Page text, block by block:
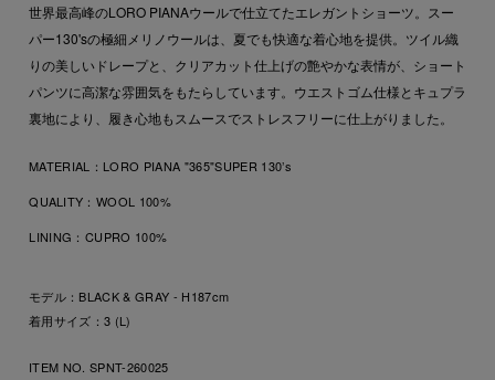
世界最高峰のLORO PIANAウールで仕立てたエレガントショーツ。スー
パー130'sの極細メリノウールは、夏でも快適な着心地を提供。ツイル織
りの美しいドレープと、クリアカット仕上げの艶やかな表情が、ショート
パンツに高潔な雰囲気をもたらしています。ウエストゴム仕様とキュプラ
裏地により、履き心地もスムースでストレスフリーに仕上がりました。
MATERIAL： LORO PIANA "365"SUPER 130’s
QUALITY： WOOL 100%
LINING： CUPRO 100%
モデル：BLACK & GRAY - H187cm
着用サイズ：3 (L)
ITEM NO. SPNT-260025